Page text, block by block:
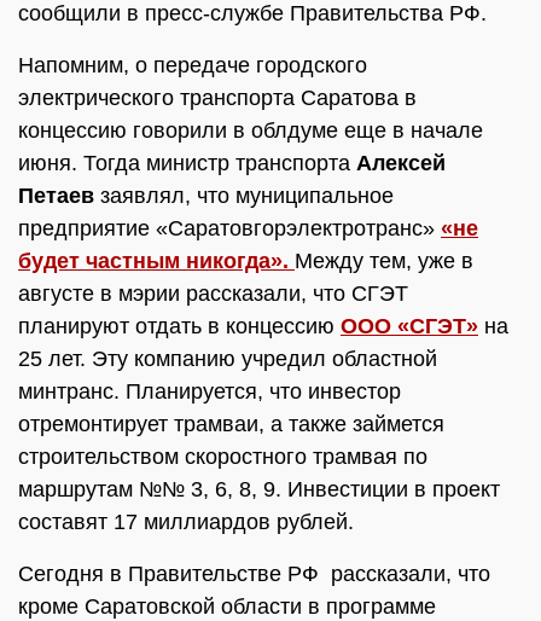
сообщили в пресс-службе Правительства РФ.
Напомним, о передаче городского
электрического транспорта Саратова в
концессию говорили в облдуме еще в начале
июня. Тогда министр транспорта Алексей
Петаев заявлял, что муниципальное
предприятие «Саратовгорэлектротранс» «не
будет частным никогда». Между тем, уже в
августе в мэрии рассказали, что СГЭТ
планируют отдать в концессию ООО «СГЭТ» на
25 лет. Эту компанию учредил областной
минтранс. Планируется, что инвестор
отремонтирует трамваи, а также займется
строительством скоростного трамвая по
маршрутам №№ 3, 6, 8, 9. Инвестиции в проект
составят 17 миллиардов рублей.
Сегодня в Правительстве РФ рассказали, что
кроме Саратовской области в программе